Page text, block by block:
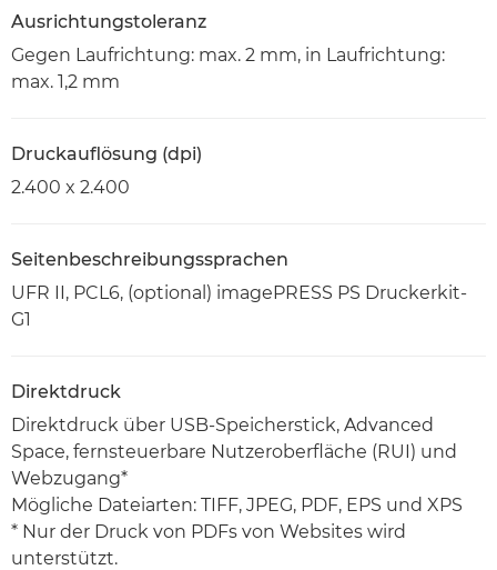
Ausrichtungstoleranz
Gegen Laufrichtung: max. 2 mm, in Laufrichtung:
max. 1,2 mm
Druckauflösung (dpi)
2.400 x 2.400
Seitenbeschreibungssprachen
UFR II, PCL6, (optional) imagePRESS PS Druckerkit-
G1
Direktdruck
Direktdruck über USB-Speicherstick, Advanced
Space, fernsteuerbare Nutzeroberfläche (RUI) und
Webzugang*
Mögliche Dateiarten: TIFF, JPEG, PDF, EPS und XPS
* Nur der Druck von PDFs von Websites wird
unterstützt.